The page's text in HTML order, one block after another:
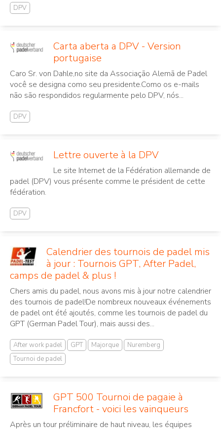
DPV
Carta aberta a DPV - Version
portugaise
Caro Sr. von Dahle,no site da Associação Alemã de Padel
você se designa como seu presidente.Como os e-mails
não são respondidos regularmente pelo DPV, nós...
DPV
Lettre ouverte à la DPV
Le site Internet de la Fédération allemande de
padel (DPV) vous présente comme le président de cette
fédération.
DPV
Calendrier des tournois de padel mis
à jour : Tournois GPT, After Padel,
camps de padel & plus !
Chers amis du padel, nous avons mis à jour notre calendrier
des tournois de padel!De nombreux nouveaux événements
de padel ont été ajoutés, comme les tournois de padel du
GPT (German Padel Tour), mais aussi des...
After work padel GPT Majorque
Nuremberg
Tournoi de padel
GPT 500 Tournoi de pagaie à
Francfort - voici les vainqueurs
Après un tour préliminaire de haut niveau, les équipes